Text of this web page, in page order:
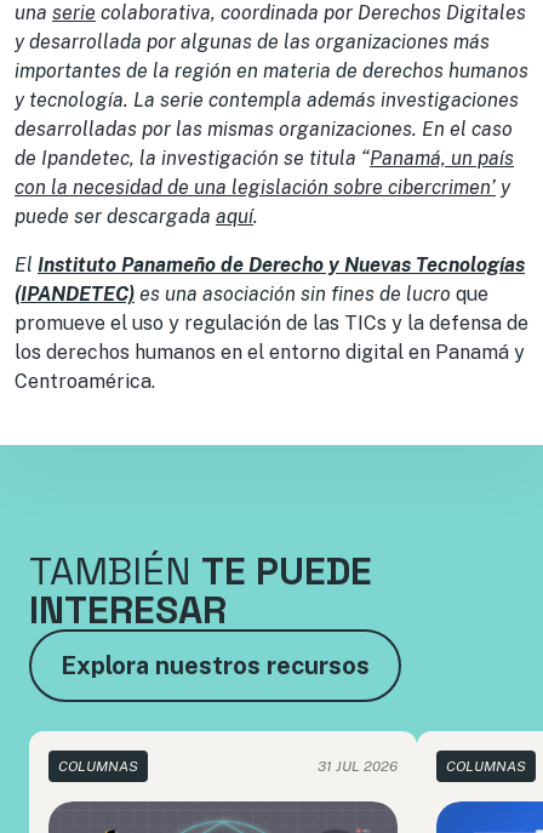
una serie colaborativa, coordinada por Derechos Digitales
y desarrollada por algunas de las organizaciones más
importantes de la región en materia de derechos humanos
y tecnología. La serie contempla además investigaciones
desarrolladas por las mismas organizaciones. En el caso
de Ipandetec, la investigación se titula “Panamá, un país
con la necesidad de una legislación sobre cibercrimen’ y
puede ser descargada aquí.
El Instituto Panameño de Derecho y Nuevas Tecnologías
(IPANDETEC) es una asociación sin fines de lucro que
promueve el uso y regulación de las TICs y la defensa de
los derechos humanos en el entorno digital en Panamá y
Centroamérica.
TAMBIÉN TE PUEDE
INTERESAR
Explora nuestros recursos
COLUMNAS 31 JUL 2026 COLUMNAS